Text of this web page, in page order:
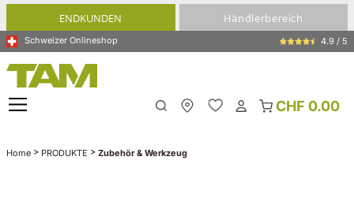
springenENDKUNDEN Händlerbereich
Schweizer Onlineshop 4.9 / 5
CHF 0.00
Home > PRODUKTE > Zubehör & Werkzeug